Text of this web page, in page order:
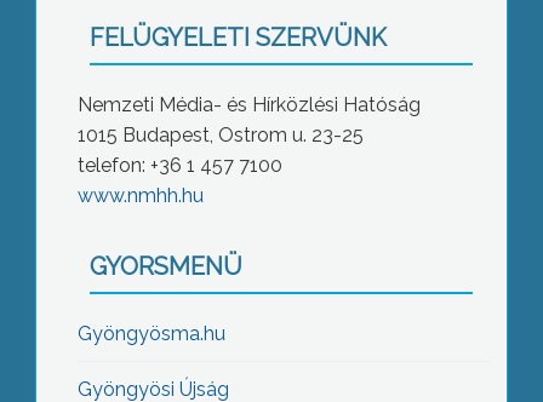
FELÜGYELETI SZERVÜNK
Nemzeti Média- és Hírközlési Hatóság
1015 Budapest, Ostrom u. 23-25
telefon: +36 1 457 7100
www.nmhh.hu
GYORSMENÜ
Gyöngyösma.hu
Gyöngyösi Újság